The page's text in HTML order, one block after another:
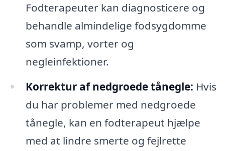
Fodterapeuter kan diagnosticere og
behandle almindelige fodsygdomme
som svamp, vorter og
negleinfektioner.
Korrektur af nedgroede tånegle: Hvis
du har problemer med nedgroede
tånegle, kan en fodterapeut hjælpe
med at lindre smerte og fejlrette